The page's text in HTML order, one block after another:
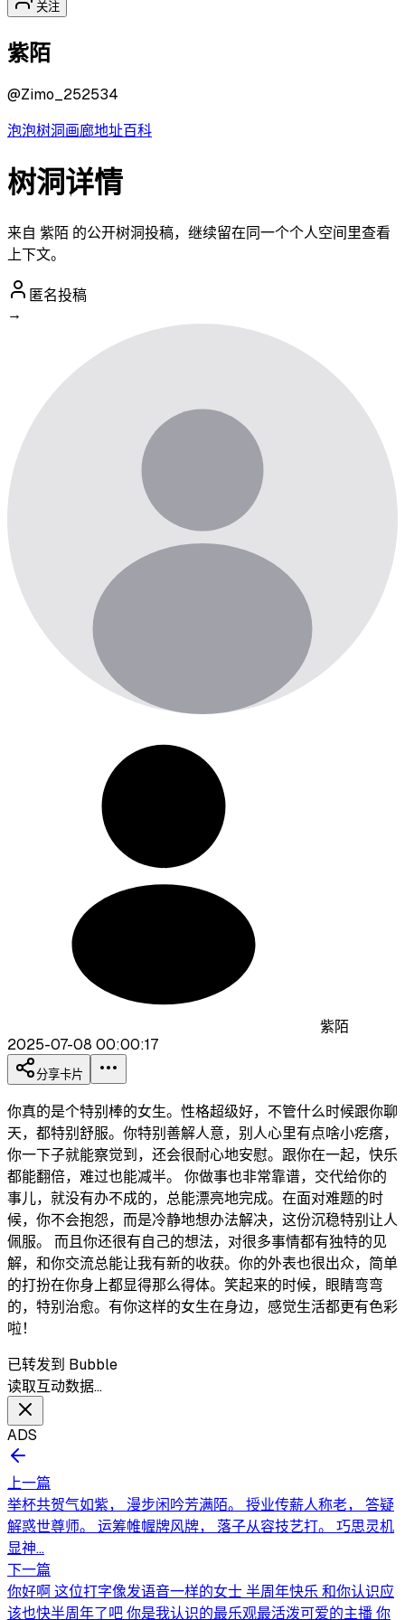
关注
紫陌
@Zimo_252534
泡泡树洞画廊地址百科
树洞详情
来自 紫陌 的公开树洞投稿，继续留在同一个个人空间里查看
上下文。
匿名投稿
→
紫陌
2025-07-08 00:00:17
分享卡片
你真的是个特别棒的女生。性格超级好，不管什么时候跟你聊
天，都特别舒服。你特别善解人意，别人心里有点啥小疙瘩，
你一下子就能察觉到，还会很耐心地安慰。跟你在一起，快乐
都能翻倍，难过也能减半。 你做事也非常靠谱，交代给你的
事儿，就没有办不成的，总能漂亮地完成。在面对难题的时
候，你不会抱怨，而是冷静地想办法解决，这份沉稳特别让人
佩服。 而且你还很有自己的想法，对很多事情都有独特的见
解，和你交流总能让我有新的收获。你的外表也很出众，简单
的打扮在你身上都显得那么得体。笑起来的时候，眼睛弯弯
的，特别治愈。有你这样的女生在身边，感觉生活都更有色彩
啦！
已转发到 Bubble
读取互动数据…
ADS
上一篇
举杯共贺气如紫， 漫步闲吟芳满陌。 授业传薪人称老， 答疑
解惑世尊师。 运筹帷幄牌风牌， 落子从容技艺打。 巧思灵机
显神...
下一篇
你好啊 这位打字像发语音一样的女士 半周年快乐 和你认识应
该也快半周年了吧 你是我认识的最乐观最活泼可爱的主播 你